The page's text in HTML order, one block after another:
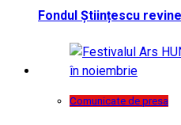
Fondul Științescu
Comunicate de presa